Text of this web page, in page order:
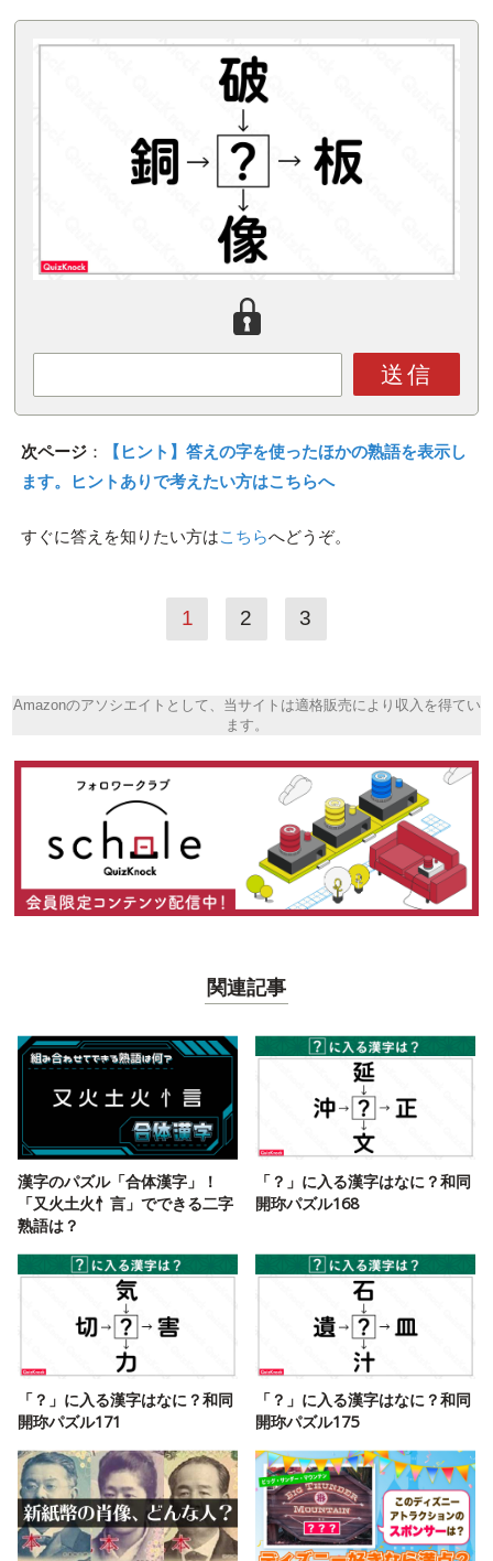
送信
次ページ：
【ヒント】答えの字を使ったほかの熟語を表示し
ます。ヒントありで考えたい方はこちらへ
すぐに答えを知りたい方はこちらへどうぞ。
1 2 3
Amazonのアソシエイトとして、当サイトは適格販売により収入を得てい
ます。
関連記事
漢字のパズル「合体漢字」！
「又火土火忄言」でできる二字
熟語は？
「？」に入る漢字はなに？和同
開珎パズル168
「？」に入る漢字はなに？和同
開珎パズル171
「？」に入る漢字はなに？和同
開珎パズル175